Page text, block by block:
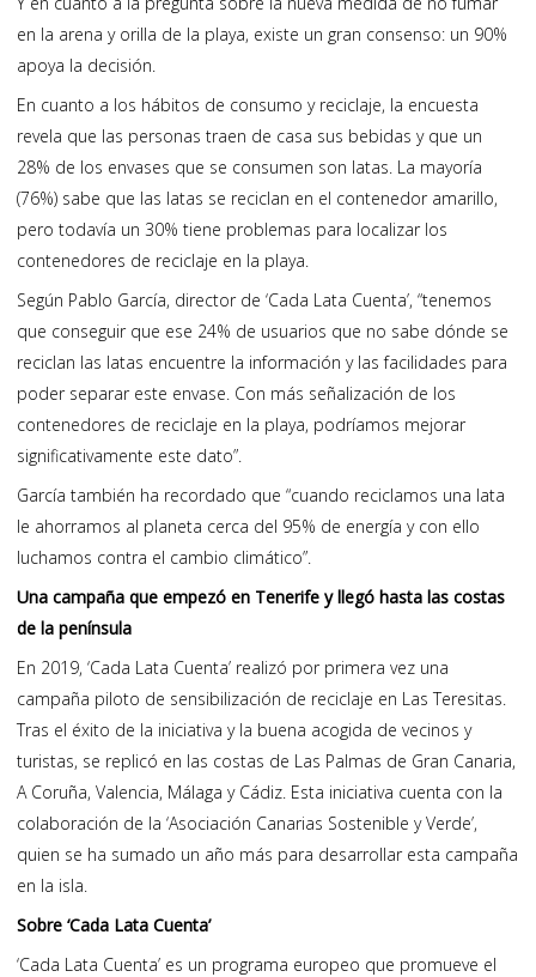
en la arena y orilla de la playa, existe un gran consenso: un 90%
apoya la decisión.
En cuanto a los hábitos de consumo y reciclaje, la encuesta
revela que las personas traen de casa sus bebidas y que un
28% de los envases que se consumen son latas. La mayoría
(76%) sabe que las latas se reciclan en el contenedor amarillo,
pero todavía un 30% tiene problemas para localizar los
contenedores de reciclaje en la playa.
Según Pablo García, director de ‘Cada Lata Cuenta’, “tenemos
que conseguir que ese 24% de usuarios que no sabe dónde se
reciclan las latas encuentre la información y las facilidades para
poder separar este envase. Con más señalización de los
contenedores de reciclaje en la playa, podríamos mejorar
significativamente este dato”.
García también ha recordado que “cuando reciclamos una lata
le ahorramos al planeta cerca del 95% de energía y con ello
luchamos contra el cambio climático”.
Una campaña que empezó en Tenerife y llegó hasta las costas
de la península
En 2019, ‘Cada Lata Cuenta’ realizó por primera vez una
campaña piloto de sensibilización de reciclaje en Las Teresitas.
Tras el éxito de la iniciativa y la buena acogida de vecinos y
turistas, se replicó en las costas de Las Palmas de Gran Canaria,
A Coruña, Valencia, Málaga y Cádiz. Esta iniciativa cuenta con la
colaboración de la ‘Asociación Canarias Sostenible y Verde’,
quien se ha sumado un año más para desarrollar esta campaña
en la isla.
Sobre ‘Cada Lata Cuenta’
‘Cada Lata Cuenta’ es un programa europeo que promueve el